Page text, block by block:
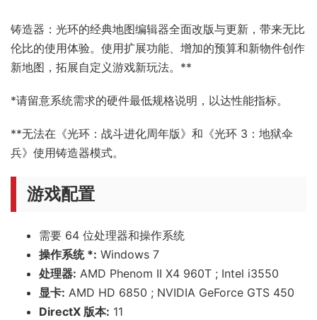
铸造器：光环的经典地图编辑器全面改版与更新，带来无比
伦比的使用体验。使用扩展功能、增加的预算和新物件创作
新地图，拓展自定义游戏新玩法。**
*请留意系统需求的硬件最低规格说明，以达性能指标。
**无法在《光环：战斗进化周年版》和《光环 3：地狱伞
兵》使用铸造器模式。
游戏配置
需要 64 位处理器和操作系统
操作系统 *: Windows 7
处理器: AMD Phenom II X4 960T ; Intel i3550
显卡: AMD HD 6850 ; NVIDIA GeForce GTS 450
DirectX 版本: 11